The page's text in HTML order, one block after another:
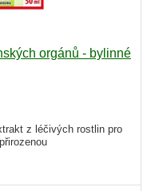
orgánů - bylinné
z léčivých rostlin pro